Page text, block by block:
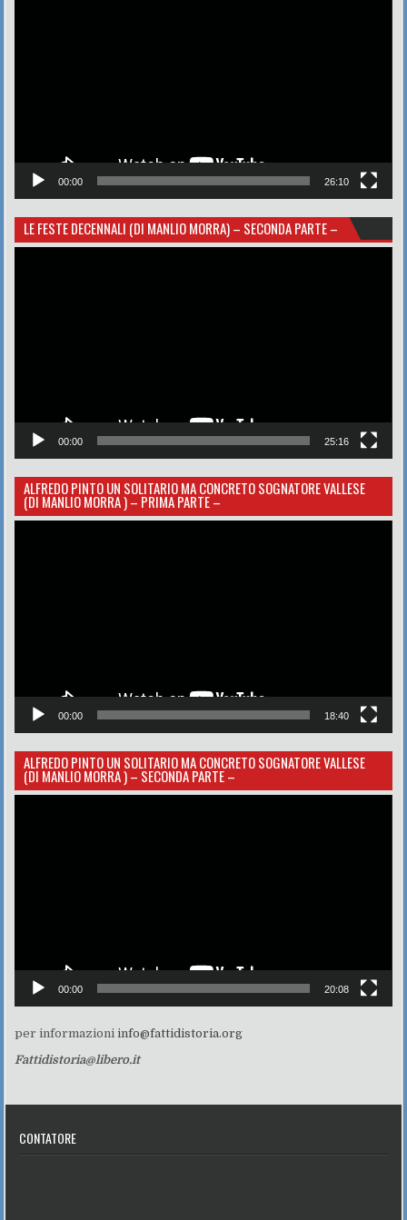
00:00 26:10
LE FESTE DECENNALI (DI MANLIO MORRA) – SECONDA PARTE –
00:00 25:16
ALFREDO PINTO UN SOLITARIO MA CONCRETO SOGNATORE VALLESE
(DI MANLIO MORRA ) – PRIMA PARTE –
00:00 18:40
ALFREDO PINTO UN SOLITARIO MA CONCRETO SOGNATORE VALLESE
(DI MANLIO MORRA ) – SECONDA PARTE –
00:00 20:08
per informazioniinfo@fattidistoria.org
Fattidistoria@libero.it
CONTATORE